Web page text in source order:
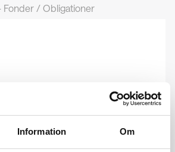
Information Om
Fonder / Obligationer